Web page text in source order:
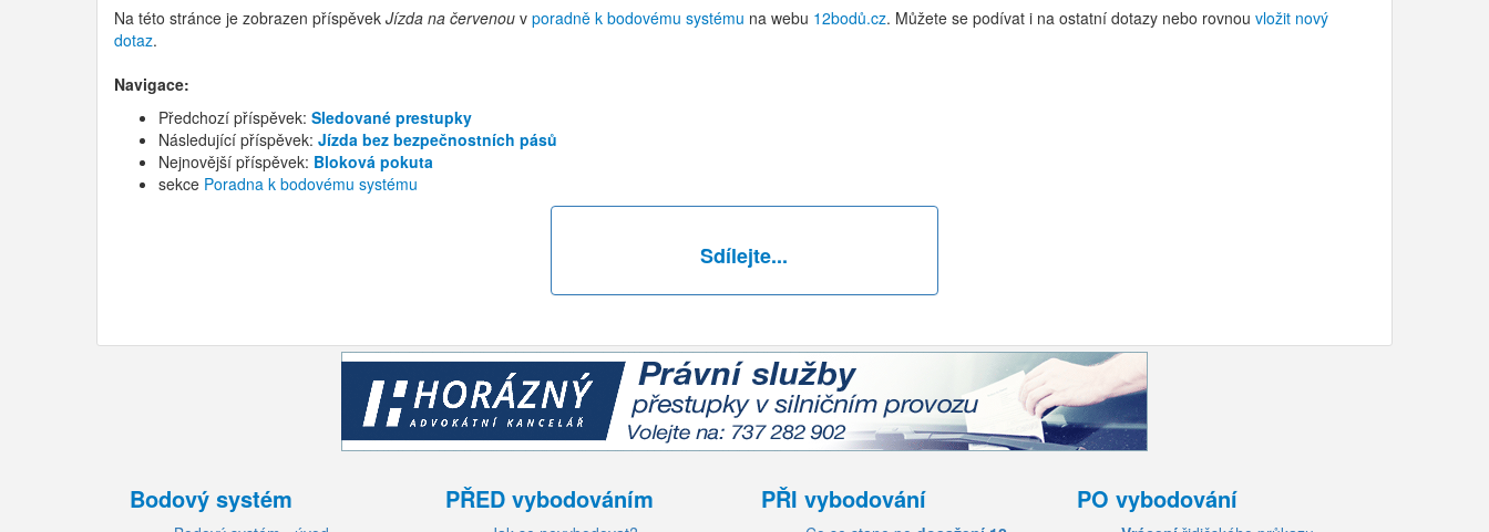
Na této stránce je zobrazen příspěvek Jízda na červenou v poradně k bodovému systému na webu 12bodů.cz. Můžete se podívat i na ostatní dotazy nebo rovnou vložit nový
dotaz.
Navigace:
Předchozí příspěvek: Sledované prestupky
Následující příspěvek: Jízda bez bezpečnostních pásů
Nejnovější příspěvek: Bloková pokuta
sekce Poradna k bodovému systému
Sdílejte...
Bodový systém PŘED vybodováním PŘI vybodování PO vybodování